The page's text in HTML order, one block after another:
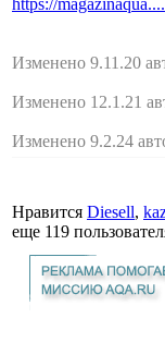
Изменено 9.11.20
Изменено 12.1.21
Изменено 9.2.24
Нравится Diesell,
еще 119